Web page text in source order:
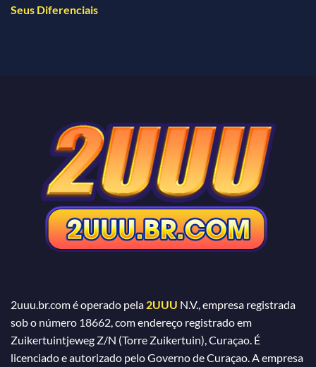
Seus Diferenciais
2uuu.br.com é operado pela 2UUU N.V., empresa registrada
sob o número 18662, com endereço registrado em
Zuikertuintjeweg Z/N (Torre Zuikertuin), Curaçao. É
licenciado e autorizado pelo Governo de Curaçao. A empresa